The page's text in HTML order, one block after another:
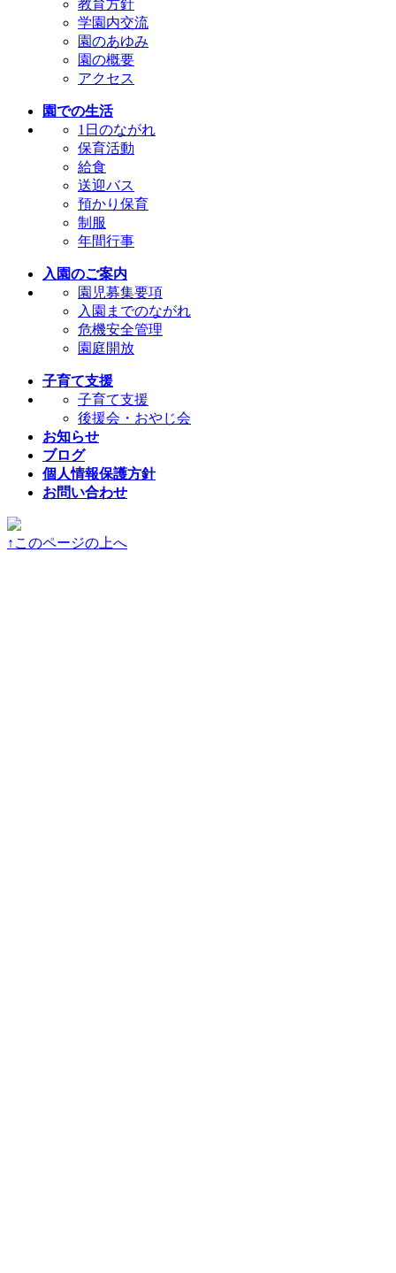
教育方針
学園内交流
園のあゆみ
園の概要
アクセス
園での生活
1日のながれ
保育活動
給食
送迎バス
預かり保育
制服
年間行事
入園のご案内
園児募集要項
入園までのながれ
危機安全管理
園庭開放
子育て支援
子育て支援
後援会・おやじ会
お知らせ
ブログ
個人情報保護方針
お問い合わせ
↑ このページの上へ